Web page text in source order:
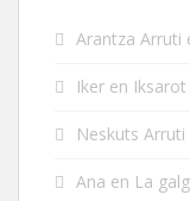
Arantza Arruti
Iker en Iksarot
Neskuts
Ana en La